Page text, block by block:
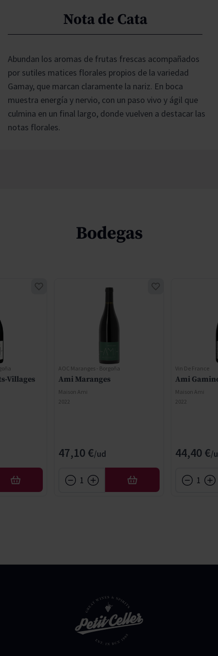
Nota de Cata
Abundan los aromas de frutas frescas acompañados
por sutiles matices florales propios de la variedad
Gamay, que marcan claramente la nariz. En boca
muestra energía y nervio, con un paso vivo y ágil que
culmina en un final largo, donde vuelven a destacar las
notas florales.
Bodegas
Villages
AÑADIR
AOC Maranges - Borgoña
Ami Maranges
Maison Ami
2022
47,10 €
AÑADIR
Vin De France
Ami
Maison Ami
2022
44,40 €